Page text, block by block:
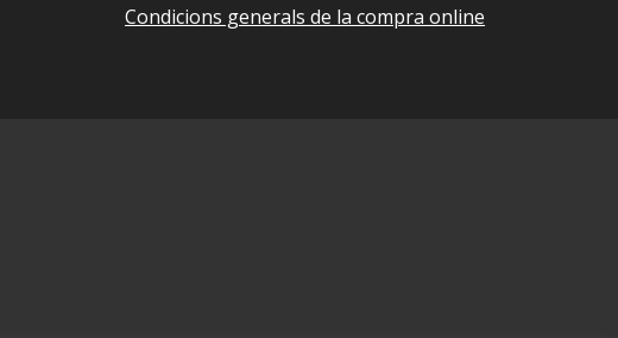
Condicions generals de la compra online